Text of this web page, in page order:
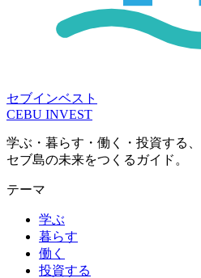
セブインベスト
CEBU INVEST
学ぶ・暮らす・働く・投資する、
セブ島の未来をつくるガイド。
テーマ
学ぶ
暮らす
働く
投資する